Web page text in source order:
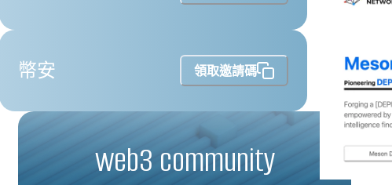
幣安 領取邀請碼
web3 community